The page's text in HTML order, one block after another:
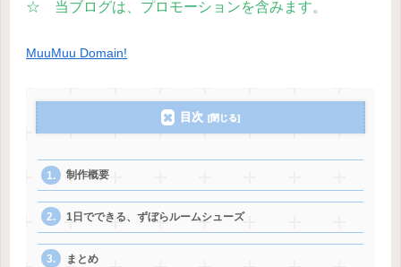
☆ 当ブログは、プロモーションを含みます。
MuuMuu Domain!
目次
制作概要
1日でできる、ずぼらルームシューズ
まとめ